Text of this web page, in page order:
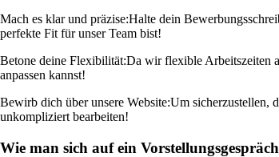
Mach es klar und präzise:Halte dein
perfekte Fit für unser Team bist!
Betone deine Flexibilität:Da wir flexible Arbeitszeiten
anpassen kannst!
Bewirb dich über unsere Website:Um sicherzustellen,
unkompliziert bearbeiten!
Wie man sich auf ein